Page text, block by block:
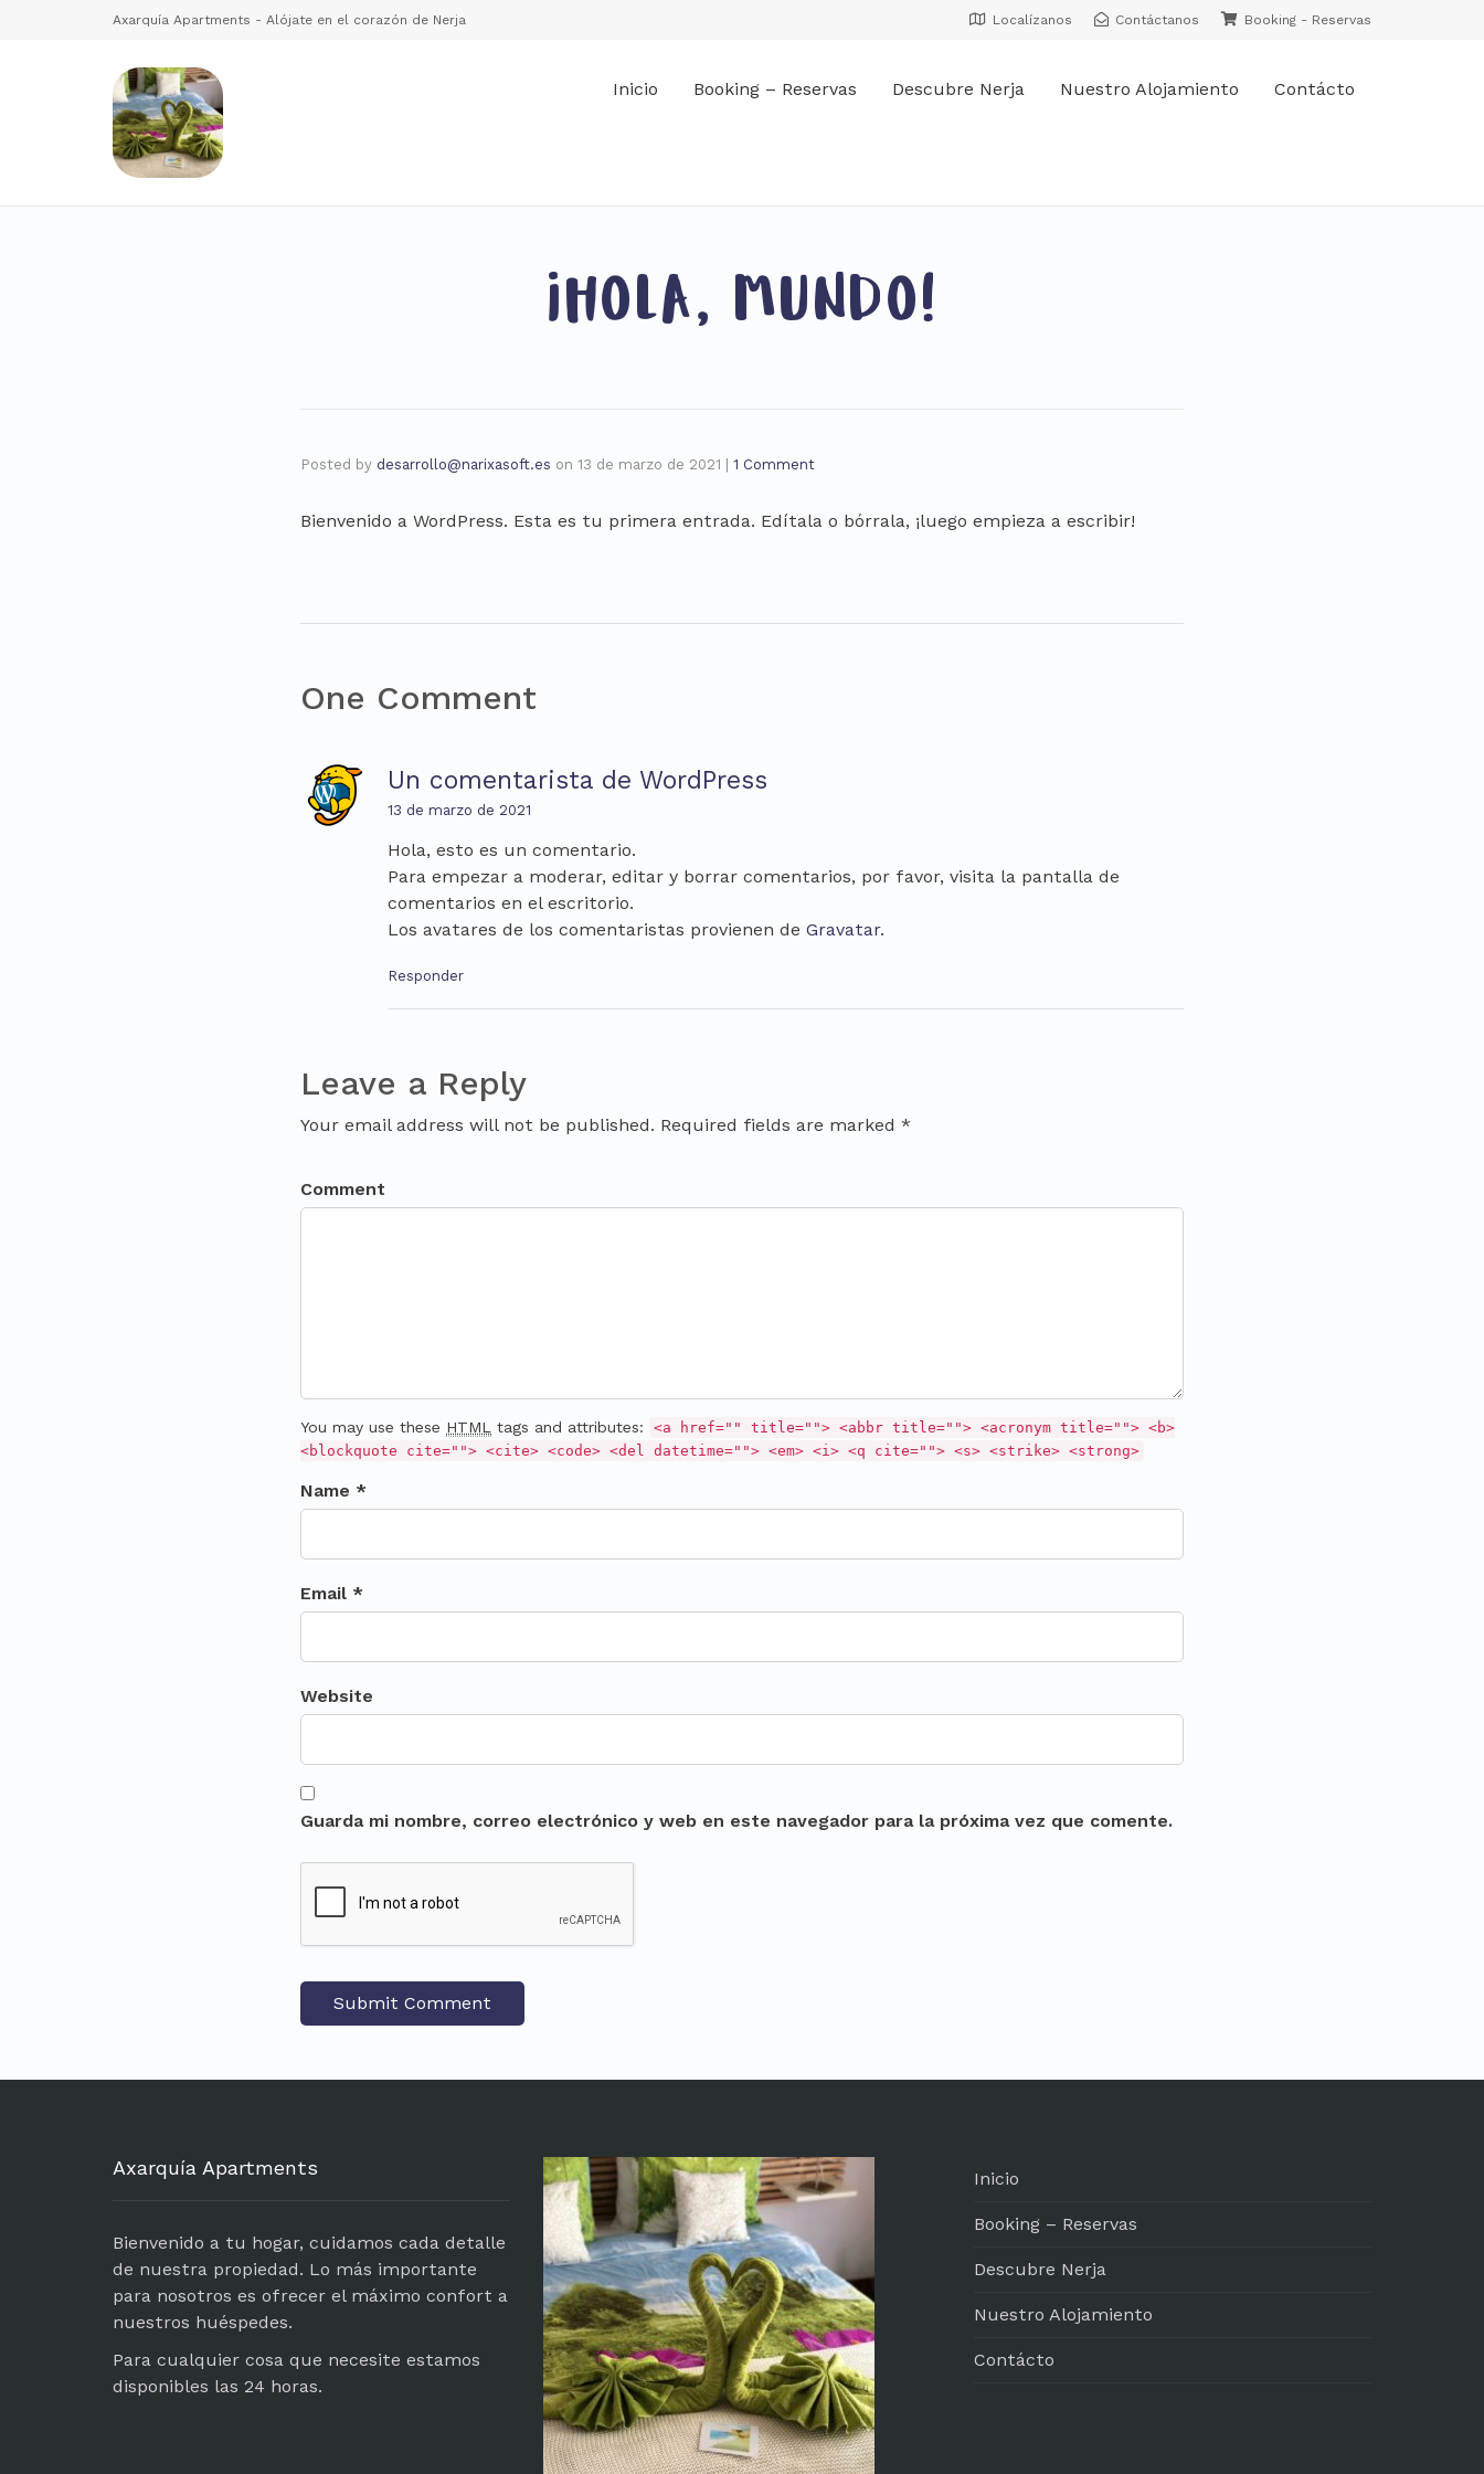
Axarquía Apartments - Alójate en el corazón de Nerja Localízanos Contáctanos Booking - Reservas
Inicio Booking – Reservas Descubre Nerja Nuestro Alojamiento Contácto
¡HOLA, MUNDO!
Posted by desarrollo@narixasoft.es on 13 de marzo de 2021 1 Comment
Bienvenido a WordPress. Esta es tu primera entrada. Edítala o bórrala, ¡luego empieza a escribir!
One Comment
Un comentarista de WordPress
13 de marzo de 2021
Hola, esto es un comentario.
Para empezar a moderar, editar y borrar comentarios, por favor, visita la pantalla de
comentarios en el escritorio.
Los avatares de los comentaristas provienen de Gravatar.
Responder
Leave a Reply
Your email address will not be published. Required fields are marked *
Comment
You may use these HTML tags and attributes:
<a href="" title=""> <abbr title=""> <acronym title=""> <b>
<blockquote cite=""> <cite> <code> <del datetime=""> <em> <i> <q cite=""> <s> <strike> <strong>
Name *
Email *
Website
Guarda mi nombre, correo electrónico y web en este navegador para la próxima vez que comente.
Axarquía Apartments
Bienvenido a tu hogar, cuidamos cada detalle
de nuestra propiedad. Lo más importante
para nosotros es ofrecer el máximo confort a
nuestros huéspedes.
Para cualquier cosa que necesite estamos
disponibles las 24 horas.
Inicio
Booking – Reservas
Descubre Nerja
Nuestro Alojamiento
Contácto